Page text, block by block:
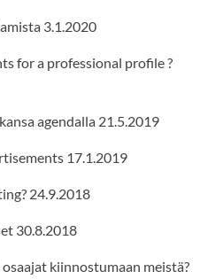
3.1.2020
for a professional profile ?
agendalla 21.5.2019
17.1.2019
24.9.2018
30.8.2018
kiinnostumaan meistä?